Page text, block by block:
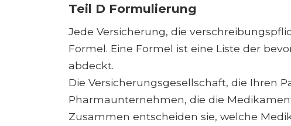
Teil D Formulierung
Jede Versicherung, die
Formel. Eine Formel ist eine Liste der
abdeckt.
Die Versicherungsgesellschaft, die Ihren
Pharmaunternehmen, die die
Zusammen entscheiden sie, welche